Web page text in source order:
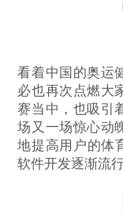
看着中国的奥运
必也再次点燃大
赛当中，也吸引
场又一场惊心动
地提高用户的体
软件开发逐渐流行